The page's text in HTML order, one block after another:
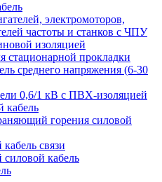
электромоторов,
частоты и станков с ЧПУ
изоляцией
стационарной прокладки
среднего напряжения (6-30
0,6/1 кВ с ПВХ-изоляцией
кабель
горения силовой
связи
кабель